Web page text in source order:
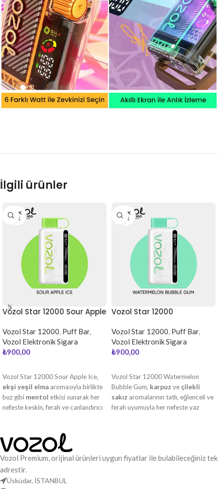
İlgili ürünler
STOK
YOK
Vozol Star 12000 Sour Apple
Vozol Star 12000, Puff Bar,
Vozol Elektronik Sigara
₺900,00
Vozol Star 12000 Sour Apple Ice,
ekşi yeşil elma aromasıyla birlikte
buz gibi mentol etkisi sunarak her
nefeste keskin, ferah ve canlandırıcı
STOK
YOK
Vozol Star 12000
Vozol Star 12000, Puff Bar,
Vozol Elektronik Sigara
₺900,00
Vozol Star 12000 Watermelon
Bubble Gum, karpuz ve çilekli
sakız aromalarının tatlı, eğlenceli ve
ferah uyumuyla her nefeste yaz
Vozol Premium, orijinal ürünleri uygun fiyatlar ile bulabileceğiniz tek
adrestir.
Üsküdar, İSTANBUL